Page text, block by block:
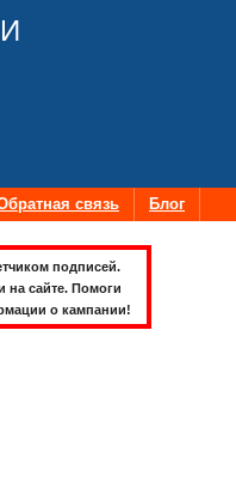
связь Блог
подписей.
на сайте. Помоги
о кампании!